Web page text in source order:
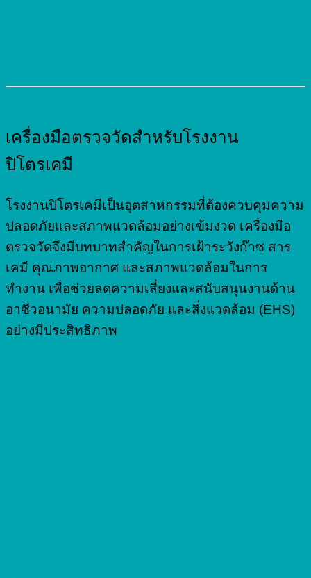
เครื่องมือตรวจวัดสำหรับโรงงาน
ปิโตรเคมี
โรงงานปิโตรเคมีเป็นอุตสาหกรรมที่ต้องควบคุมความ
ปลอดภัยและสภาพแวดล้อมอย่างเข้มงวด เครื่องมือ
ตรวจวัดจึงมีบทบาทสำคัญในการเฝ้าระวังก๊าซ สาร
เคมี คุณภาพอากาศ และสภาพแวดล้อมในการ
ทำงาน เพื่อช่วยลดความเสี่ยงและสนับสนุนงานด้าน
อาชีวอนามัย ความปลอดภัย และสิ่งแวดล้อม (EHS)
อย่างมีประสิทธิภาพ